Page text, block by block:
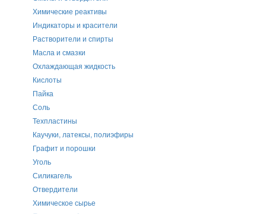
Химические реактивы
Индикаторы и красители
Растворители и спирты
Масла и смазки
Охлаждающая жидкость
Кислоты
Пайка
Соль
Техпластины
Каучуки, латексы, полиэфиры
Графит и порошки
Уголь
Силикагель
Отвердители
Химическое сырье